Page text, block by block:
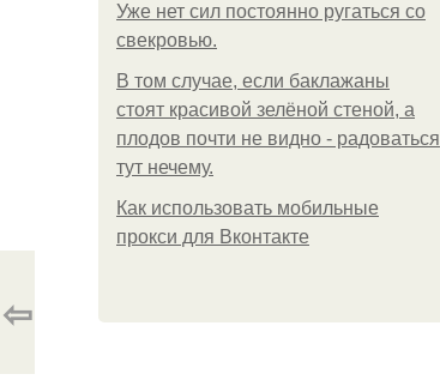
Уже нет сил постоянно ругаться со
свекровью.
В том случае, если баклажаны
стоят красивой зелёной стеной, а
плодов почти не видно - радоваться
тут нечему.
Как использовать мобильные
прокси для Вконтакте
⇦